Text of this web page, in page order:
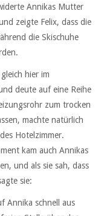
Annikas Mutter
zeigte Felix, dass die
die Skischuhe
hier im
deute auf eine Reihe
zum trocken
machte natürlich
Hotelzimmer.
kam auch Annikas
und als sie sah, dass
sie:
Annika schnell aus